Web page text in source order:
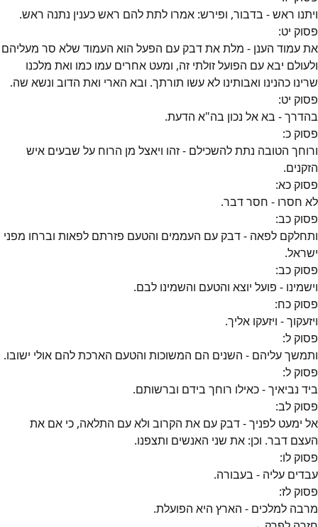
ויתנו ראש - בדבור, ופירש: אמרו לתת להם ראש כענין נתנה ראש.
פסוק יט:
את עמוד הענן - מלת את דבק עם הפעל הוא העמוד שלא סר מעליהם
ולעולם יבא עם הפועל זולתי זה, ומעט אחרים עמו כמו ואת מלכנו
שרינו כהנינו ואבותינו לא עשו תורתך. ובא הארי ואת הדוב ונשא שה.
פסוק יט:
בהדרך - בא אל נכון בה"א הדעת.
פסוק כ:
ורוחך הטובה נתת להשכילם - זהו ויאצל מן הרוח על שבעים איש
הזקנים.
פסוק כא:
לא חסרו - חסר דבר.
פסוק כב:
ותחלקם לפאה - דבק עם העממים והטעם פזרתם לפאות וברחו מפני
ישראל.
פסוק כב:
וישמינו - פועל יוצא והטעם והשמינו לבם.
פסוק כח:
ויזעקוך - ויזעקו אליך.
פסוק ל:
ותמשך עליהם - השנים הם המשוכות והטעם הארכת להם אולי ישובו.
פסוק ל:
ביד נביאיך - כאילו רוחך בידם וברשותם.
פסוק לב:
אל ימעט לפניך - דבק עם את הקרוב ולא עם התלאה, כי אם את
העצם דבר. וכן: את שני האנשים ותצפנו.
פסוק לו:
עבדים עליה - בעבורה.
פסוק לז:
מרבה למלכים - הארץ היא הפועלת.